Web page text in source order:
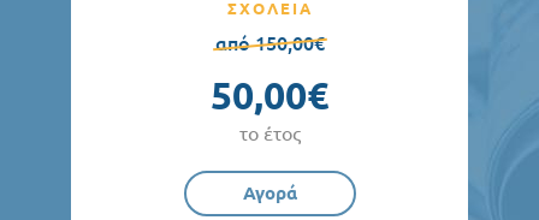
ΣΧΟΛΕΙΑ
από 150,00€
50,00€
το έτος
Αγορά